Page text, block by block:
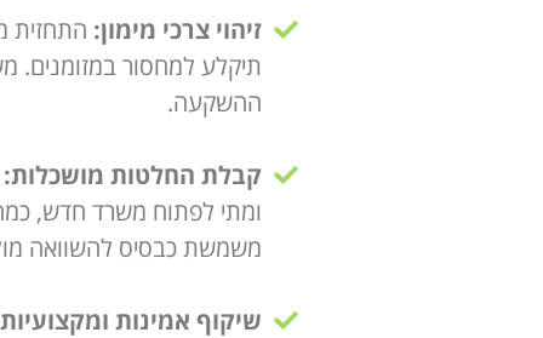
זיהוי צרכי מימון: התחזית
תיקלע למחסור במזומנים.
ההשקעה.
קבלת החלטות מושכלות:
ומתי לפתוח משרד חדש,
משמשת כבסיס להשוואה
שיקוף אמינות